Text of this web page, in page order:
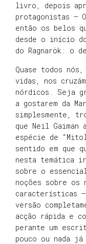
livro, depois
protagonistas –
então os belos
desde o início
do Ragnarök: o
Quase todos
vidas, nos
nórdicos. Seja
a gostarem da
simplesmente,
que Neil Gaiman
espécie de
sentido em que
nesta temática
sobre o
noções sobre os
características
versão
acção rápida e
perante um
pouco ou nada